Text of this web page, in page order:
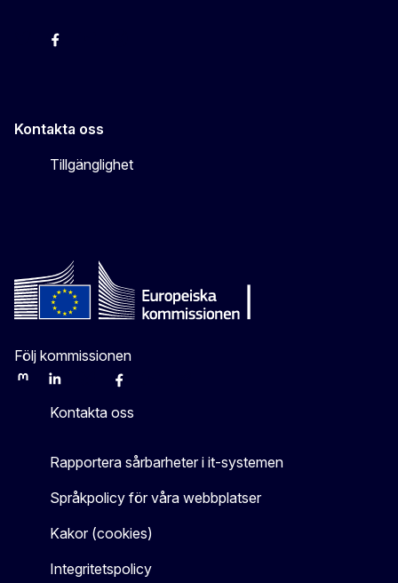
EU-kommissionen i Sveriges Twitter
EU-kommissionen i Sveriges Facebook
Kontakta oss
Tillgänglighet
Följ kommissionen
MastodonLinkedInBlueskyFacebook
Kontakta oss
Rapportera sårbarheter i it-systemen
Språkpolicy för våra webbplatser
Kakor (cookies)
Integritetspolicy